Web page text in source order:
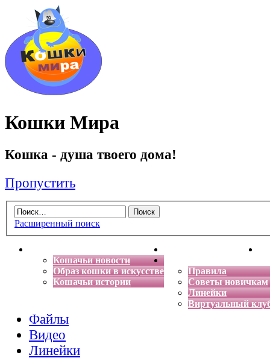
Кошки Мира
Кошка - душа твоего дома!
Пропустить
Расширенный поиск
Кошачьи новости
Образ кошки в искусстве
Кошачьи истории
Энциклопедия кошек
Правила
Советы новичкам
Линейки
Виртуальный
Файлы
Видео
Линейки